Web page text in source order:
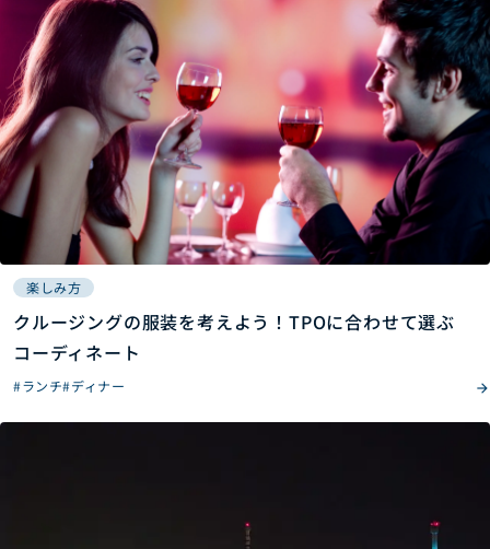
楽しみ方
クルージングの服装を考えよう！TPOに合わせて選ぶ
コーディネート
#ランチ#ディナー